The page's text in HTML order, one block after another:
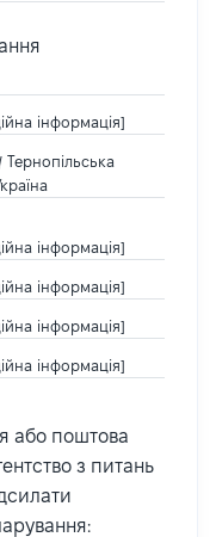
інформація]
Тернопільська
інформація]
інформація]
інформація]
інформація]
або поштова
з питань